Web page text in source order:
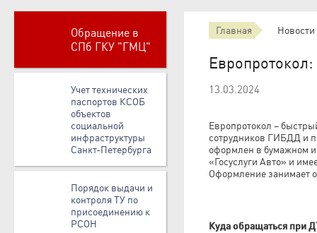
Обращение в
СПб ГКУ "ГМЦ"
Учет технических
паспортов КСОБ
объектов
социальной
инфраструктуры
Санкт-Петербурга
Порядок выдачи и
контроля ТУ по
присоединению к
РСОН
Главная Новости
13.03.2024
Европротокол –
сотрудников ГИБДД и
оформлен в бумажном
«Госуслуги Авто» и
Оформление занимает
Куда обращаться при